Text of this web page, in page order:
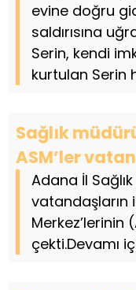
evine doğru
saldırısına
Serin, kendi
kurtulan Serin
Sağlık
ASM’ler
Adana İl
vatandaşların
Merkez’lerinin
çekti.Devamı